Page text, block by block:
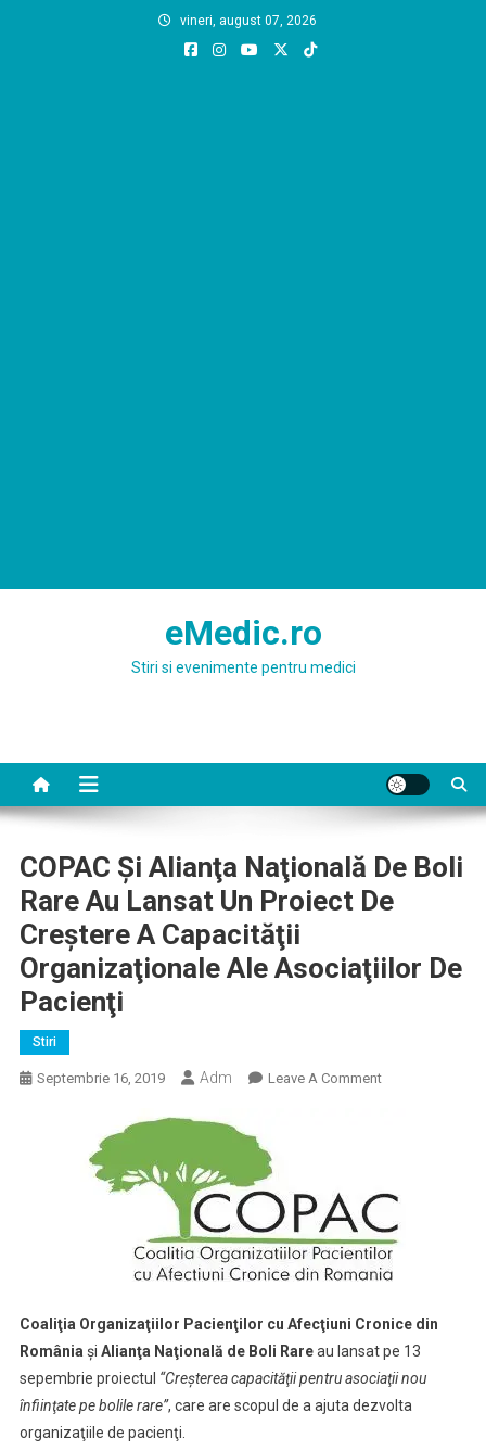
vineri, august 07, 2026
eMedic.ro
Stiri si evenimente pentru medici
COPAC Şi Alianţa Naţională De Boli
Rare Au Lansat Un Proiect De
Creştere A Capacităţii
Organizaţionale Ale Asociaţiilor De
Pacienţi
Stiri
Septembrie 16, 2019 Adm Leave A CommentOn
De
Boli
Rare
Au
Un
Proiect
De
Creştere
Coaliţia Organizaţiilor Pacienţilor cu Afecţiuni Cronice din
România şi Alianţa Naţională de Boli Rareau lansat pe 13
sepembrie proiectul “Creşterea capacităţii pentru asociaţii nou
înfiinţate pe bolile rare”, care are scopul de a ajuta dezvolta
organizaţiile de pacienţi.